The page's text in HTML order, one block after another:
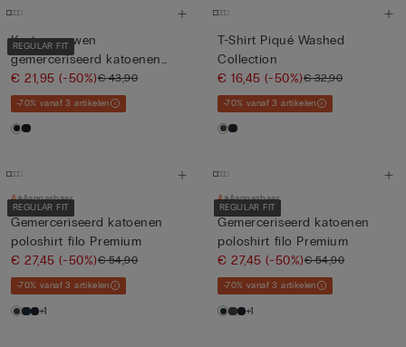
REGULAR FIT
Korte mouwen
gemerceriseerd katoenen
poloshirt met...
€ 21,95(-50%)€ 43,90
-70% vanaf 3 artikelen
T-Shirt Piqué Washed
Collection
€ 16,45(-50%)€ 32,90
-70% vanaf 3 artikelen
REGULAR FIT
Aanpasbaar
Gemerceriseerd katoenen
poloshirt filo Premium
€ 27,45(-50%)€ 54,90
-70% vanaf 3 artikelen
+1
REGULAR FIT
Aanpasbaar
Gemerceriseerd katoenen
poloshirt filo Premium
€ 27,45(-50%)€ 54,90
-70% vanaf 3 artikelen
+1